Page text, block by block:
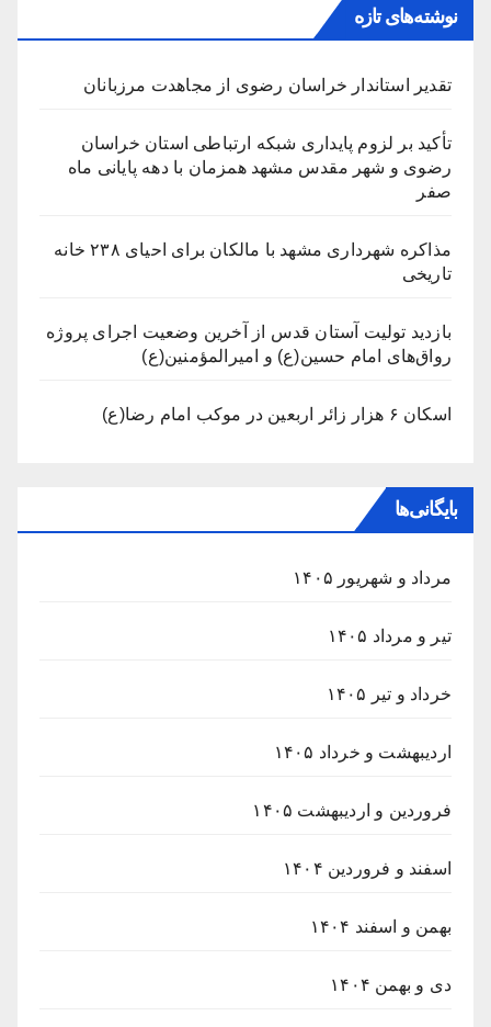
نوشته‌های تازه
تقدیر استاندار خراسان رضوی از مجاهدت مرزبانان
تأکید بر لزوم پایداری شبکه ارتباطی استان خراسان
رضوی و شهر مقدس مشهد همزمان با دهه پایانی ماه
صفر
مذاکره شهرداری مشهد با مالکان برای احیای ۲۳۸ خانه
تاریخی
بازدید تولیت آستان قدس از آخرین وضعیت اجرای پروژه
رواق‌های امام حسین(ع) و امیرالمؤمنین(ع)
اسکان ۶ هزار زائر اربعین در موکب امام رضا(ع)
بایگانی‌ها
مرداد و شهریور ۱۴۰۵
تیر و مرداد ۱۴۰۵
خرداد و تیر ۱۴۰۵
اردیبهشت و خرداد ۱۴۰۵
فروردین و اردیبهشت ۱۴۰۵
اسفند و فروردین ۱۴۰۴
بهمن و اسفند ۱۴۰۴
دی و بهمن ۱۴۰۴